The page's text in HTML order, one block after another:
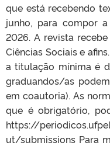
que está recebendo
junho, para compor
2026. A revista
Ciências Sociais e
a titulação mínima é
graduandos/as
em coautoria). As
que é obrigatório,
https://
ut/submissions Para